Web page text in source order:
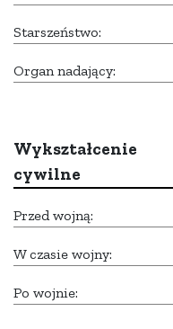
Starszeństwo:
Organ nadający:
Wykształcenie
cywilne
Przed wojną:
W czasie wojny:
Po wojnie: